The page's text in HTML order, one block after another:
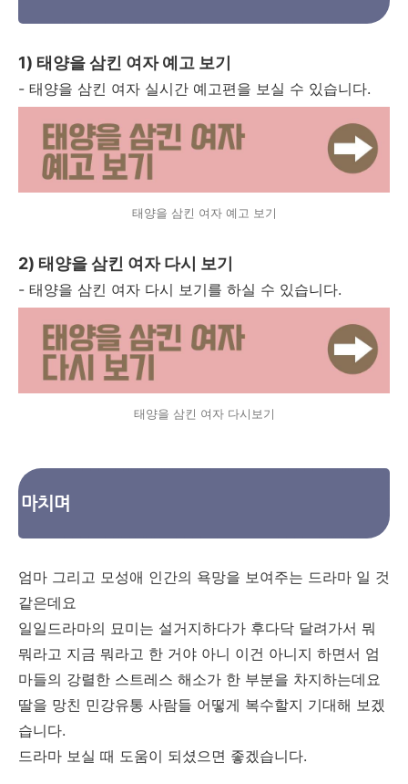
1) 태양을 삼킨 여자 예고 보기
- 태양을 삼킨 여자 실시간 예고편을 보실 수 있습니다.
태양을 삼킨 여자 예고 보기
2) 태양을 삼킨 여자 다시 보기
- 태양을 삼킨 여자 다시 보기를 하실 수 있습니다.
태양을 삼킨 여자 다시보기
마치며
엄마 그리고 모성애 인간의 욕망을 보여주는 드라마 일 것
같은데요
일일드라마의 묘미는 설거지하다가 후다닥 달려가서 뭐
뭐라고 지금 뭐라고 한 거야 아니 이건 아니지 하면서 엄
마들의 강렬한 스트레스 해소가 한 부분을 차지하는데요
딸을 망친 민강유통 사람들 어떻게 복수할지 기대해 보겠
습니다.
드라마 보실 때 도움이 되셨으면 좋겠습니다.